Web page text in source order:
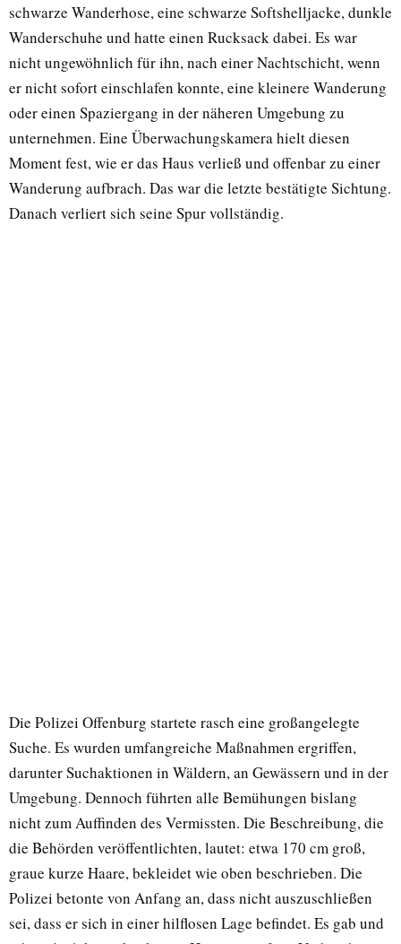
schwarze Wanderhose, eine schwarze Softshelljacke, dunkle
Wanderschuhe und hatte einen Rucksack dabei. Es war
nicht ungewöhnlich für ihn, nach einer Nachtschicht, wenn
er nicht sofort einschlafen konnte, eine kleinere Wanderung
oder einen Spaziergang in der näheren Umgebung zu
unternehmen. Eine Überwachungskamera hielt diesen
Moment fest, wie er das Haus verließ und offenbar zu einer
Wanderung aufbrach. Das war die letzte bestätigte Sichtung.
Danach verliert sich seine Spur vollständig.
Die Polizei Offenburg startete rasch eine großangelegte
Suche. Es wurden umfangreiche Maßnahmen ergriffen,
darunter Suchaktionen in Wäldern, an Gewässern und in der
Umgebung. Dennoch führten alle Bemühungen bislang
nicht zum Auffinden des Vermissten. Die Beschreibung, die
die Behörden veröffentlichten, lautet: etwa 170 cm groß,
graue kurze Haare, bekleidet wie oben beschrieben. Die
Polizei betonte von Anfang an, dass nicht auszuschließen
sei, dass er sich in einer hilflosen Lage befindet. Es gab und